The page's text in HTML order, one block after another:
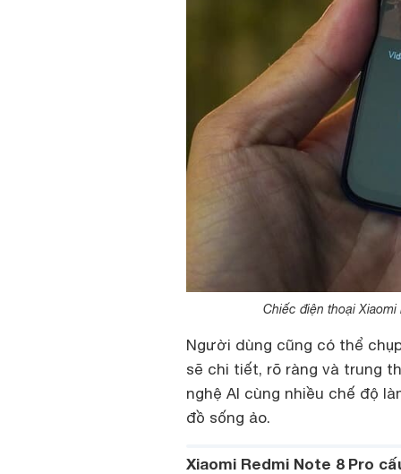
Chiếc điện thoại
Người dùng cũng có thể
sẽ chi tiết, rõ ràng và trung
nghệ AI cùng nhiều chế độ
đồ sống ảo.
Xiaomi Redmi Note 8 Pro